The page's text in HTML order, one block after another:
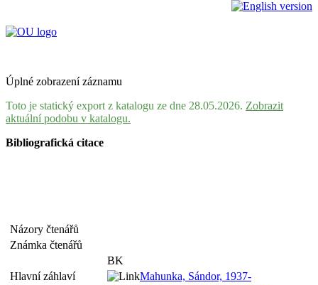
Úplné zobrazení záznamu
Toto je statický export z katalogu ze dne 28.05.2026. Zobrazit
aktuální podobu v katalogu.
Bibliografická citace
Názory čtenářů
Známka čtenářů
BK
Hlavní záhlaví
Mahunka, Sándor, 1937-